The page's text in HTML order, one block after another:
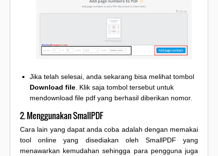
Jika telah selesai, anda sekarang bisa melihat tombol
Download file . Klik saja tombol tersebut untuk
mendownload file pdf yang berhasil diberikan nomor.
2. Menggunakan SmallPDF
Cara lain yang dapat anda coba adalah dengan memakai
tool online yang disediakan oleh SmallPDF yang
menawarkan kemudahan sehingga para pengguna juga